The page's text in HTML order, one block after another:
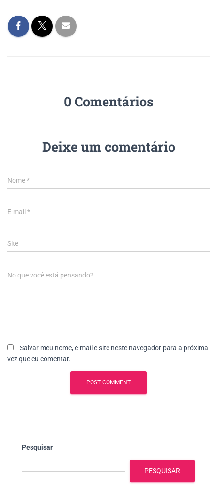
0 Comentários
Deixe um comentário
Nome*
E-mail *
Site
No que você está pensando?
Salvar meu nome, e-mail e site neste navegador para a próxima
vez que eu comentar.
Pesquisar
PESQUISAR